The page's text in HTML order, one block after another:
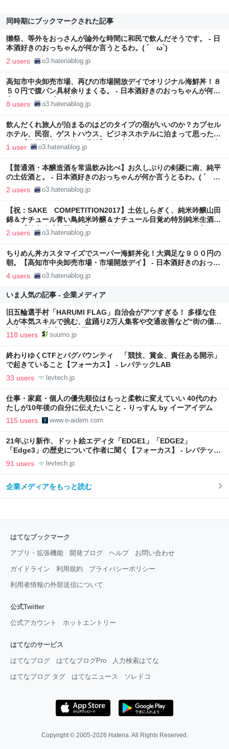
同時期にブックマークされた記事
獺祭、等外をおっさんが論外な時間に和民で飲んだそうです。 - 日
本酒好きのおっちゃんが何か言うとるわ。( ´ ω`)
2 users o3.hatenablog.jp
高知市中央卸売市場、再びの市場開放デイでオリジナル海鮮丼！８
５０円で腹パン具材余りまくる。 - 日本酒好きのおっちゃんが何か
言うとるわ。( ´ ω`)
8 users o3.hatenablog.jp
飲んだくれ旅人が泊まるのはどのタイプの宿がいいのか？カプセル
ホテル、民宿、ゲストハウス、ビジネスホテルに泊まって思ったこ
と。【中国地方西部旅：番外】 - 日本酒好きのおっちゃんが何か言
1 user o3.hatenablog.jp
【普通酒・本醸造酒を常温飲み比べ】お久しぶりの剣菱に南、純平
の土佐酒と。 - 日本酒好きのおっちゃんが何か言うとるわ。( ´
ω`)
2 users o3.hatenablog.jp
【祝：SAKE COMPETITION2017】土佐しらぎく、純米吟醸山田
錦＆ナチュール青い鳥純米吟醸＆ナチュール目覚め特別純米生酒の
味。【純米吟醸部門１位】 - 日本酒好きのおっちゃんが何か言うと
るわ。( ´ ω`)
2 users o3.hatenablog.jp
ちりめん丼カスタマイズでスーパー海鮮丼化！大満足な９００円の
朝。【高知市中央卸売市場・市場開放デイ】 - 日本酒好きのおっち
ゃんが何か言うとるわ。( ´ ω`)
4 users o3.hatenablog.jp
いま人気の記事 - 企業メディア
旧五輪選手村「HARUMI FLAG」自治会がアツすぎる！ 多様な住
人が本気スキルで挑む、盆踊り2万人集客や交通改善など“街の価値
向上”戦略 東京・中央区
118 users suumo.jp
終わりゆくCTFとバグバウンティ 「競技、賞金、責任ある開示」
で起きていること【フォーカス】 - レバテックLAB
33 users levtech.jp
仕事・家庭・個人の優先順位はもっと柔軟に変えていい 40代のわ
たしが10年後の自分に伝えたいこと - りっすん by イーアイデム
115 users www.e-aidem.com
21年ぶり新作、ドット絵エディタ「EDGE1」「EDGE2」
「Edge3」の歴史について作者に聞く【フォーカス】 - レバテック
LAB
91 users levtech.jp
企業メディアをもっと読む
はてなブックマーク
アプリ・拡張機能 開発ブログ ヘルプ お問い合わせ
ガイドライン 利用規約 プライバシーポリシー
利用者情報の外部送信について
公式Twitter
公式アカウント ホットエントリー
はてなのサービス
はてなブログ はてなブログPro 人力検索はてな
はてなブログ タグ はてなニュース ソレドコ
Copyright © 2005-2026 Hatena. All Rights Reserved.